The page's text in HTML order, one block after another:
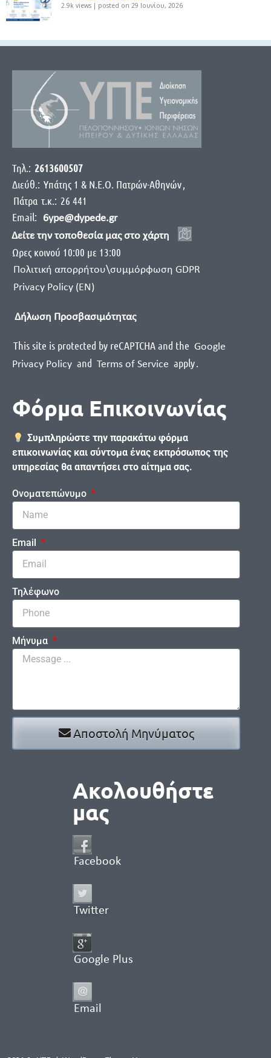
2.9k views | posted on 29 Ιουνίου, 2026
Τηλ.: 2613600507
Διεύθ.: Yπάτης 1 & Ν.Ε.Ο. Πατρών-Αθηνών,
Πάτρα τ.κ.: 26 441
Email:
6ype@dypede.gr
Δείτε την τοποθεσία μας στο χάρτη
Ωρες κοινού 10:00 με 13:00
Πολιτική απορρήτου\συμμόρφωση GDPR
Privacy Policy (EN)
Δήλωση Προσβασιμότητας
This site is protected by reCAPTCHA and the Google
Privacy Policy and Terms of Service apply.
Φόρμα Επικοινωνίας
Συμπληρώστε την παρακάτω φόρμα
επικοινωνίας και σύντομα ένας εκπρόσωπος της
υπηρεσίας θα απαντήσει στο αίτημα σας.
Ονοματεπώνυμο
Email
Τηλέφωνο
Μήνυμα
Αποστολή Μηνύματος
Ακολουθήστε
μας
Facebook
Twitter
Google Plus
Email